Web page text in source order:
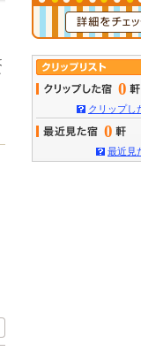
0
クリップし
0
最近見